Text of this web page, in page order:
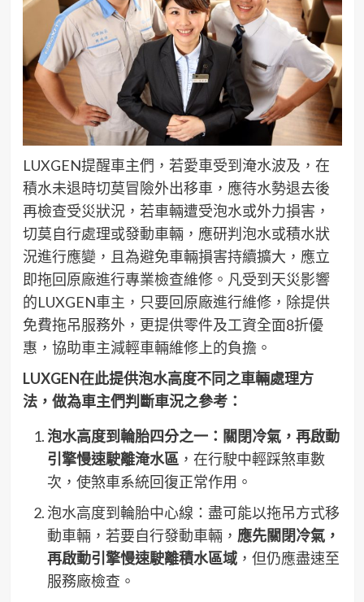
LUXGEN提醒車主們，若愛車受到淹水波及，在
積水未退時切莫冒險外出移車，應待水勢退去後
再檢查受災狀況，若車輛遭受泡水或外力損害，
切莫自行處理或發動車輛，應研判泡水或積水狀
況進行應變，且為避免車輛損害持續擴大，應立
即拖回原廠進行專業檢查維修。凡受到天災影響
的LUXGEN車主，只要回原廠進行維修，除提供
免費拖吊服務外，更提供零件及工資全面8折優
惠，協助車主減輕車輛維修上的負擔。
LUXGEN在此提供泡水高度不同之車輛處理方
法，做為車主們判斷車況之參考：
泡水高度到輪胎四分之一：關閉冷氣，再啟動
引擎慢速駛離淹水區，在行駛中輕踩煞車數
次，使煞車系統回復正常作用。
泡水高度到輪胎中心線：盡可能以拖吊方式移
動車輛，若要自行發動車輛， 應先關閉冷氣，
再啟動引擎慢速駛離積水區域，但仍應盡速至
服務廠檢查。